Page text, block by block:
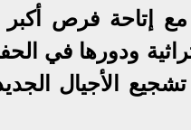
مع إتاحة فرص أكبر
ودورها في
الأجيال